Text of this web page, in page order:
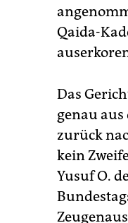
Qaida-
Das
genau
zurück
kein
Yusuf O.